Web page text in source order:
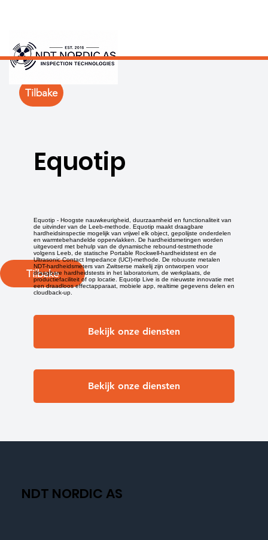
Tilbake
Equotip
Equotip - Hoogste nauwkeurigheid, duurzaamheid en functionaliteit van
de uitvinder van de Leeb-methode. Equotip maakt draagbare
hardheidsinspectie mogelijk van vrijwel elk object, gepolijste onderdelen
en warmtebehandelde oppervlakken. De hardheidsmetingen worden
uitgevoerd met behulp van de dynamische rebound-testmethode
volgens Leeb, de statische Portable Rockwell-hardheidstest en de
Ultrasonic Contact Impedance (UCI)-methode. De robuuste metalen
NDT-hardheidsmeters van Zwitserse makelij zijn ontworpen voor
draagbare hardheidstests in het laboratorium, de werkplaats, de
productiefaciliteit of op locatie. Equotip Live is de nieuwste innovatie met
een draadloos effectapparaat, mobiele app, realtime gegevens delen en
cloudback-up.
Bekijk onze diensten
Bekijk onze diensten
Tilbake
NDT NORDIC AS